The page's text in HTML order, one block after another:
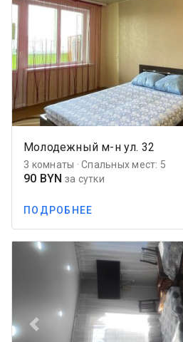
Previous
Молодежный м-н ул. 32
3 комнаты · Спальных мест: 5
90 BYN за сутки
ПОДРОБНЕЕ
Previous